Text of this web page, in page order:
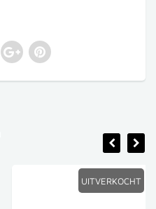
UITVERKOCHT